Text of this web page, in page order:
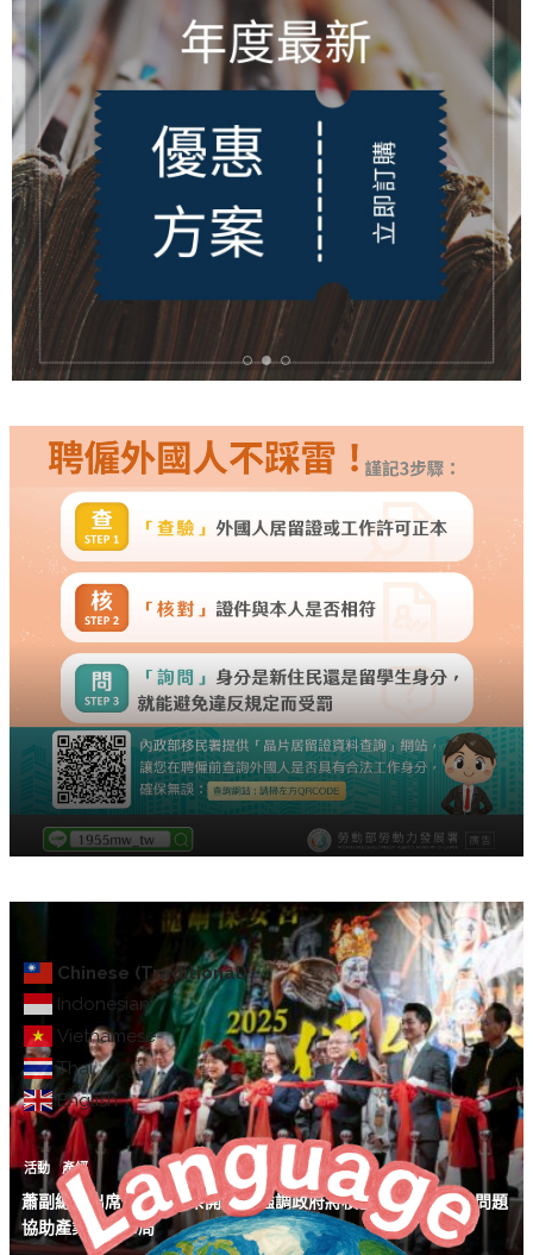
Chinese (Traditional)
Indonesian
Vietnamese
Thai
English
活動 產經
蕭副總統出席保生文化祭開鑼式 強調政府將積極與美溝通關稅問題
協助產業全球布局